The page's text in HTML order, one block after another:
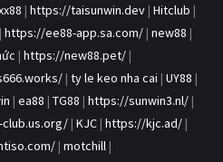
| https://taisunwin.dev | Hitclub |
| https://ee88-app.sa.com/ | new88 |
| https://new88.pet/ |
| ty le keo nha cai | UY88 |
| ea88 | TG88 | https://sunwin3.nl/ |
| KJC | https://kjc.ad/ |
| motchill |